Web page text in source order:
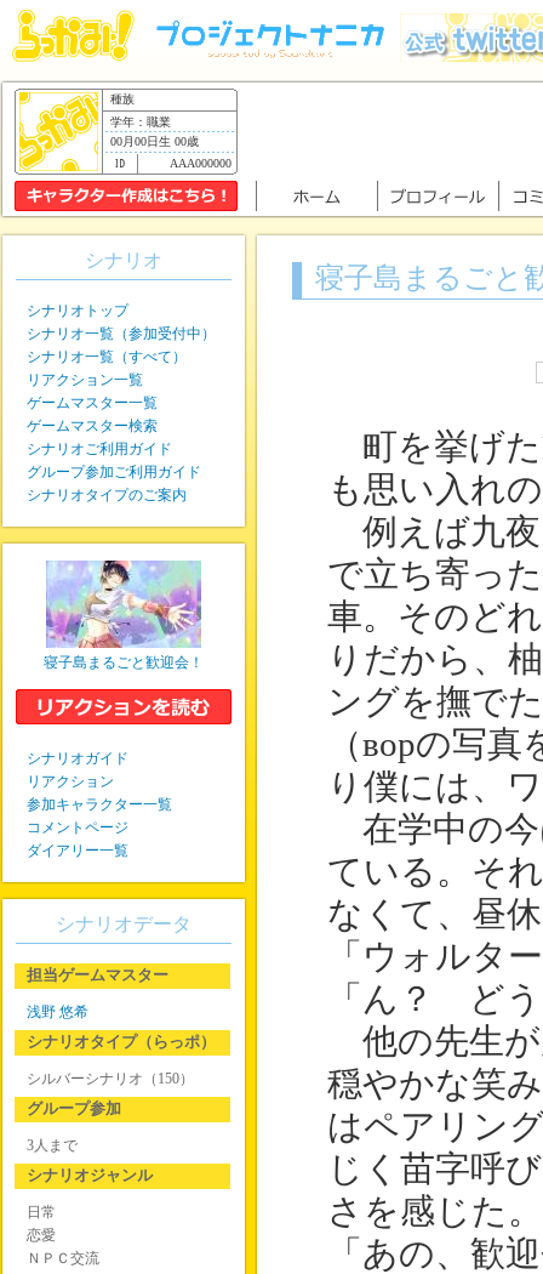
種族
学年：職業
00月00日生 00歳
AAA000000
寝子島まるごと
町を挙げた
も思い入れ
例えば九夜
で立ち寄っ
車。そのど
りだから、
ングを撫で
（ворの写
り僕には、
在学中の今
ている。そ
なくて、昼
「ウォルタ
「ん？ ど
他の先生が
穏やかな笑
はペアリン
じく苗字呼
さを感じた。
「あの、歓
シナリオ
シナリオトップ
シナリオ一覧（参加受付中）
シナリオ一覧（すべて）
リアクション一覧
ゲームマスター一覧
ゲームマスター検索
シナリオご利用ガイド
グループ参加ご利用ガイド
シナリオタイプのご案内
寝子島まるごと歓迎会！
シナリオガイド
リアクション
参加キャラクター一覧
コメントページ
ダイアリー一覧
シナリオデータ
担当ゲームマスター
浅野 悠希
シナリオタイプ（らっポ）
シルバーシナリオ（150）
グループ参加
3人まで
シナリオジャンル
日常
恋愛
ＮＰＣ交流